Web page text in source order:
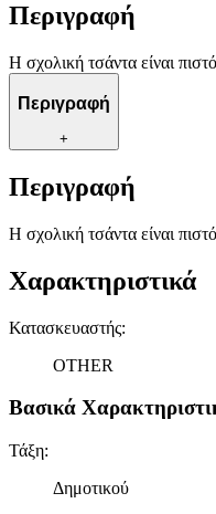
Περιγραφή
Η σχολική τσάντα είναι
Περιγραφή
+
Περιγραφή
Η σχολική τσάντα είναι
Χαρακτηριστικά
Κατασκευαστής:
OTHER
Βασικά
Τάξη:
Δημοτικού